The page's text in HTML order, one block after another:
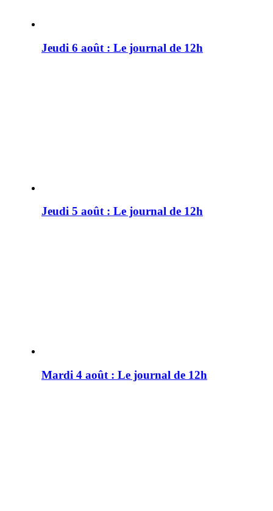
Jeudi 6 août : Le journal de 12h
Jeudi 5 août : Le journal de 12h
Mardi 4 août : Le journal de 12h